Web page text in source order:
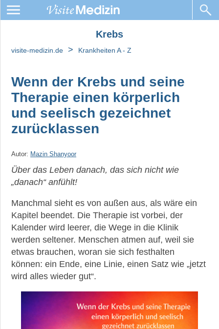
Krebs
visite-medizin.de > Krankheiten A - Z
Wenn der Krebs und seine
Therapie einen körperlich
und seelisch gezeichnet
zurücklassen
Autor: Mazin Shanyoor
Über das Leben danach, das sich nicht wie
„danach“ anfühlt!
Manchmal sieht es von außen aus, als wäre ein
Kapitel beendet. Die Therapie ist vorbei, der
Kalender wird leerer, die Wege in die Klinik
werden seltener. Menschen atmen auf, weil sie
etwas brauchen, woran sie sich festhalten
können: ein Ende, eine Linie, einen Satz wie „jetzt
wird alles wieder gut“.
Krebsarten
Chemotherapie
Metastasen
Immuntherapie
Leben
Krebs
Krebs:
Eine
Belastung
für
Körper
und
Seele
Erholung
nach
der
Chemotherapie
Krebs-
Blutwerte